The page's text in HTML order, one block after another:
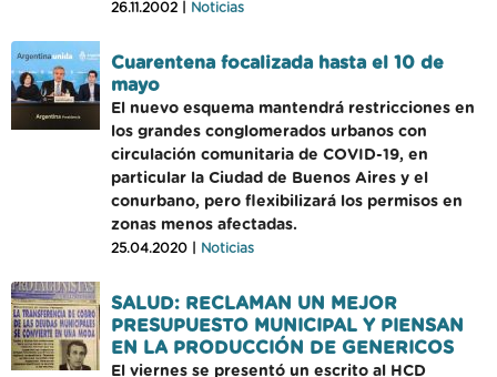
26.11.2002 | Noticias
Cuarentena focalizada hasta el 10 de
mayo
El nuevo esquema mantendrá restricciones en
los grandes conglomerados urbanos con
circulación comunitaria de COVID-19, en
particular la Ciudad de Buenos Aires y el
conurbano, pero flexibilizará los permisos en
zonas menos afectadas.
25.04.2020 | Noticias
SALUD: RECLAMAN UN MEJOR
PRESUPUESTO MUNICIPAL Y PIENSAN
EN LA PRODUCCIÓN DE GENERICOS
El viernes se presentó un escrito al HCD